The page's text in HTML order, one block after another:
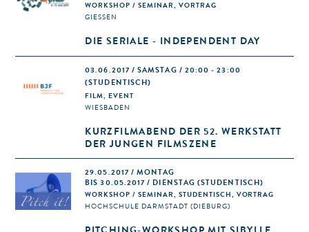
WORKSHOP / SEMINAR, VORTRAG
GIESSEN
DIE SERIALE - INDEPENDENT DAY
03.06.2017 / SAMSTAG / 20:00 - 23:00
(STUDENTISCH)
FILM, EVENT
WIESBADEN
KURZFILMABEND DER 52. WERKSTATT
DER JUNGEN FILMSZENE
29.05.2017 / MONTAG
BIS 30.05.2017 / DIENSTAG (STUDENTISCH)
WORKSHOP / SEMINAR, STUDENTISCH, VORTRAG
HOCHSCHULE DARMSTADT (DIEBURG)